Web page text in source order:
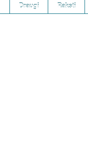
Draugi Raksti